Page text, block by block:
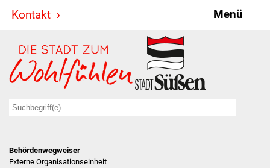
Kontakt Menü
Stadt & Politik
Bürgermeister
Behördenwegweiser
Externe Organisationseinheit